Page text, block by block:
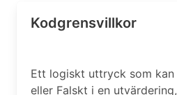
Kodgrensvillkor
Ett logiskt uttryck som kan
eller Falskt i en